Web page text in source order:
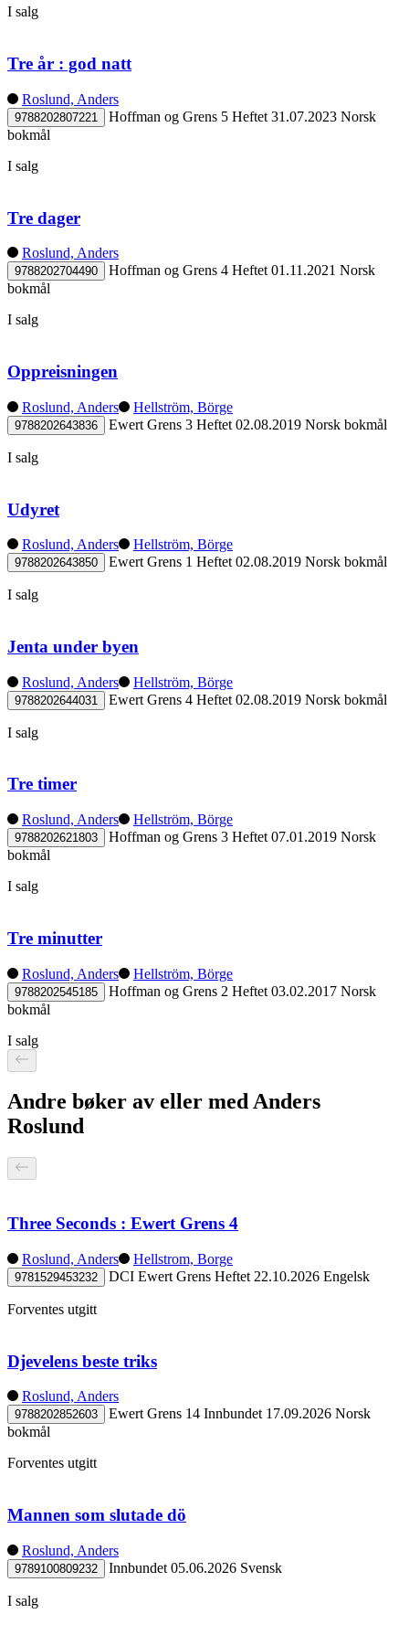
I salg
Tre år : god natt
Roslund, Anders
9788202807221 Hoffman og Grens 5 Heftet 31.07.2023 Norsk
bokmål
I salg
Tre dager
Roslund, Anders
9788202704490 Hoffman og Grens 4 Heftet 01.11.2021 Norsk
bokmål
I salg
Oppreisningen
Roslund, Anders Hellström, Börge
9788202643836 Ewert Grens 3 Heftet 02.08.2019 Norsk bokmål
I salg
Udyret
Roslund, Anders Hellström, Börge
9788202643850 Ewert Grens 1 Heftet 02.08.2019 Norsk bokmål
I salg
Jenta under byen
Roslund, Anders Hellström, Börge
9788202644031 Ewert Grens 4 Heftet 02.08.2019 Norsk bokmål
I salg
Tre timer
Roslund, Anders Hellström, Börge
9788202621803 Hoffman og Grens 3 Heftet 07.01.2019 Norsk
bokmål
I salg
Tre minutter
Roslund, Anders Hellström, Börge
9788202545185 Hoffman og Grens 2 Heftet 03.02.2017 Norsk
bokmål
I salg
Andre bøker av eller med Anders
Roslund
Three Seconds : Ewert Grens 4
Roslund, Anders Hellstrom, Borge
9781529453232 DCI Ewert Grens Heftet 22.10.2026 Engelsk
Forventes utgitt
Djevelens beste triks
Roslund, Anders
9788202852603 Ewert Grens 14 Innbundet 17.09.2026 Norsk
bokmål
Forventes utgitt
Mannen som slutade dö
Roslund, Anders
9789100809232 Innbundet 05.06.2026 Svensk
I salg